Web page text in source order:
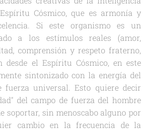
Cósmico, que es armonía y
Si este organismo es un
a los estímulos reales (amor,
comprensión y respeto fraterno,
desde el Espíritu Cósmico, en este
sintonizado con la energía del
fuerza universal. Esto quiere decir
del campo de fuerza del hombre
soportar, sin menoscabo alguno por
cambio en la frecuencia de la